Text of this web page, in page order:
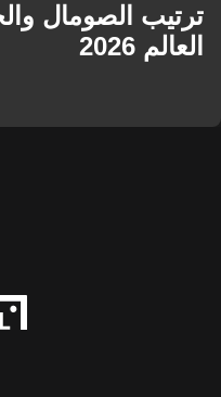
ترتيب الصومال
العالم 2026